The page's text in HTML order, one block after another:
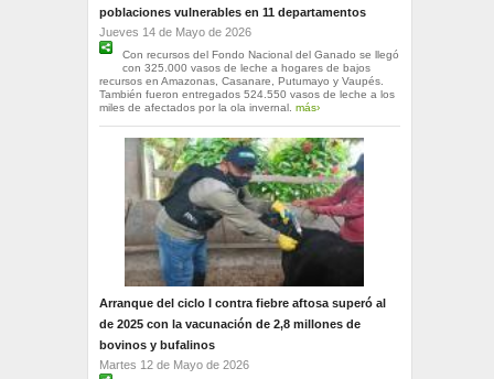
poblaciones vulnerables en 11 departamentos
Jueves 14 de Mayo de 2026
Con recursos del Fondo Nacional del Ganado se llegó
con 325.000 vasos de leche a hogares de bajos
recursos en Amazonas, Casanare, Putumayo y Vaupés.
También fueron entregados 524.550 vasos de leche a los
miles de afectados por la ola invernal. más›
Arranque del ciclo I contra fiebre aftosa superó al
de 2025 con la vacunación de 2,8 millones de
bovinos y bufalinos
Martes 12 de Mayo de 2026